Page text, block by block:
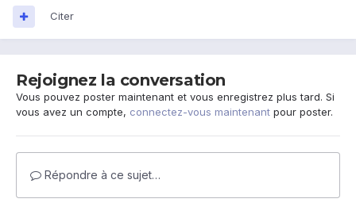
Citer
Rejoignez la conversation
Vous pouvez poster maintenant et vous enregistrez plus tard. Si
vous avez un compte, connectez-vous maintenant pour poster.
Répondre à ce sujet…